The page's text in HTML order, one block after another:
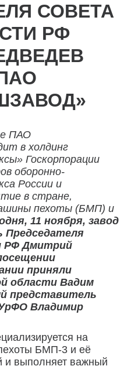
СОВЕТА
РФ
ПАО
в холдинг
Госкорпорации
оборонно-
России и
в стране,
пехоты (БМП) и
11 ноября, завод
Председателя
РФ Дмитрий
приняли
области Вадим
представитель
Владимир
на
БМП-3 и её
и выполняет важный